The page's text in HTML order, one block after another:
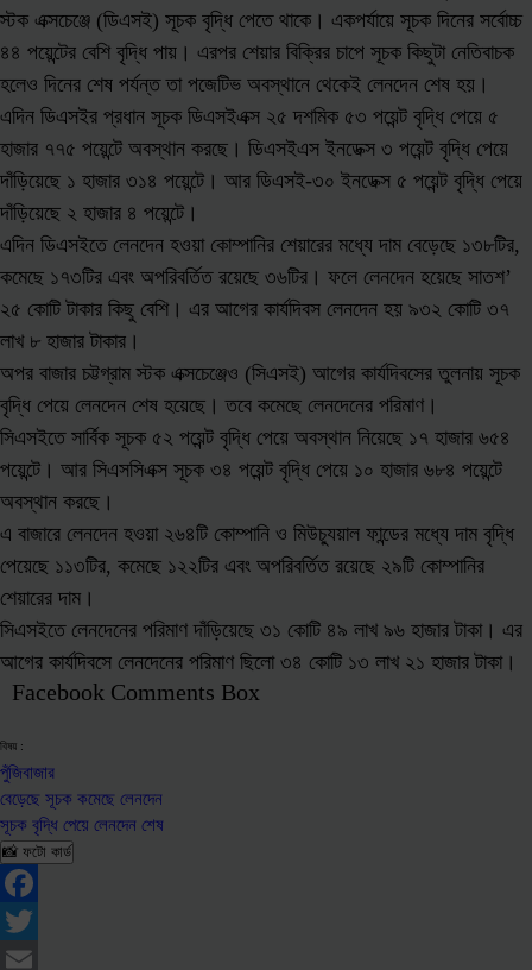
স্টক এক্সচেঞ্জে (ডিএসই) সূচক বৃদ্ধি পেতে থাকে। একপর্যায়ে সূচক দিনের সর্বোচ্চ
৪৪ পয়েন্টের বেশি বৃদ্ধি পায়। এরপর শেয়ার বিক্রির চাপে সূচক কিছুটা নেতিবাচক
হলেও দিনের শেষ পর্যন্ত তা পজেটিভ অবস্থানে থেকেই লেনদেন শেষ হয়।
এদিন ডিএসইর প্রধান সূচক ডিএসইএক্স ২৫ দশমিক ৫৩ পয়েন্ট বৃদ্ধি পেয়ে ৫
হাজার ৭৭৫ পয়েন্টে অবস্থান করছে। ডিএসইএস ইনডেক্স ৩ পয়েন্ট বৃদ্ধি পেয়ে
দাঁড়িয়েছে ১ হাজার ৩১৪ পয়েন্টে। আর ডিএসই-৩০ ইনডেক্স ৫ পয়েন্ট বৃদ্ধি পেয়ে
দাঁড়িয়েছে ২ হাজার ৪ পয়েন্টে।
এদিন ডিএসইতে লেনদেন হওয়া কোম্পানির শেয়ারের মধ্যে দাম বেড়েছে ১৩৮টির,
কমেছে ১৭৩টির এবং অপরিবর্তিত রয়েছে ৩৬টির। ফলে লেনদেন হয়েছে সাতশ’
২৫ কোটি টাকার কিছু বেশি। এর আগের কার্যদিবস লেনদেন হয় ৯৩২ কোটি ৩৭
লাখ ৮ হাজার টাকার।
অপর বাজার চট্টগ্রাম স্টক এক্সচেঞ্জেও (সিএসই) আগের কার্যদিবসের তুলনায় সূচক
বৃদ্ধি পেয়ে লেনদেন শেষ হয়েছে। তবে কমেছে লেনদেনের পরিমাণ।
সিএসইতে সার্বিক সূচক ৫২ পয়েন্ট বৃদ্ধি পেয়ে অবস্থান নিয়েছে ১৭ হাজার ৬৫৪
পয়েন্টে। আর সিএসসিএক্স সূচক ৩৪ পয়েন্ট বৃদ্ধি পেয়ে ১০ হাজার ৬৮৪ পয়েন্টে
অবস্থান করছে।
এ বাজারে লেনদেন হওয়া ২৬৪টি কোম্পানি ও মিউচ্যুয়াল ফান্ডের মধ্যে দাম বৃদ্ধি
পেয়েছে ১১৩টির, কমেছে ১২২টির এবং অপরিবর্তিত রয়েছে ২৯টি কোম্পানির
শেয়ারের দাম।
সিএসইতে লেনদেনের পরিমাণ দাঁড়িয়েছে ৩১ কোটি ৪৯ লাখ ৯৬ হাজার টাকা। এর
আগের কার্যদিবসে লেনদেনের পরিমাণ ছিলো ৩৪ কোটি ১৩ লাখ ২১ হাজার টাকা।
Facebook Comments Box
বিষয় :
পুঁজিবাজার
বেড়েছে সূচক কমেছে লেনদেন
সূচক বৃদ্ধি পেয়ে লেনদেন শেষ
📸 ফটো কার্ড
Facebook
Twitter